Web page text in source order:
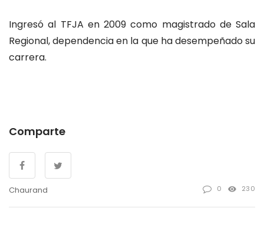
Ingresó al TFJA en 2009 como magistrado de Sala
Regional, dependencia en la que ha desempeñado su
carrera.
Comparte
Chaurand 0 230